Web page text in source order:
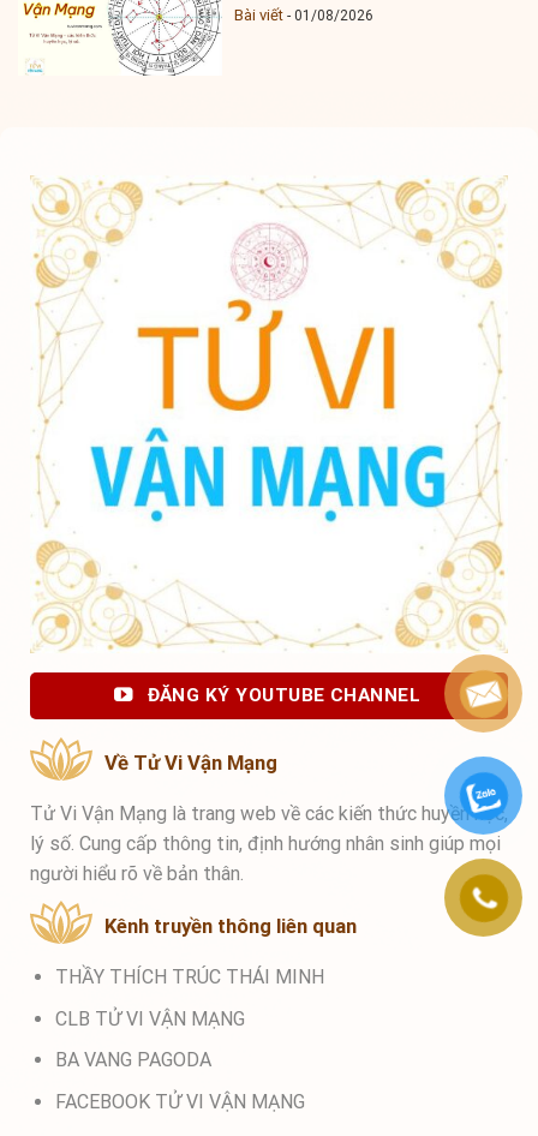
Bài viết 01/08/2026
ĐĂNG KÝ YOUTUBE CHANNEL
Về Tử Vi Vận Mạng
Tử Vi Vận Mạng là trang web về các kiến thức huyền học,
lý số. Cung cấp thông tin, định hướng nhân sinh giúp mọi
người hiểu rõ về bản thân.
Kênh truyền thông liên quan
THẦY THÍCH TRÚC THÁI MINH
CLB TỬ VI VẬN MẠNG
BA VANG PAGODA
FACEBOOK TỬ VI VẬN MẠNG